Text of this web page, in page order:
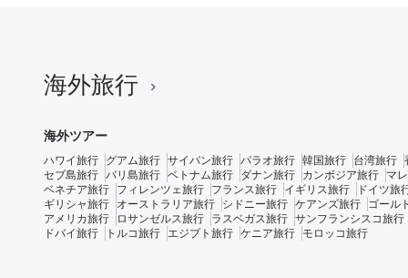
海外旅行
海外ツアー
ハワイ旅行 グアム旅行 サイパン旅行 パラオ旅行 韓国旅行 台湾旅行
セブ島旅行 バリ島旅行 ベトナム旅行 ダナン旅行 カンボジア旅行
マ
ベネチア旅行
フィレンツェ旅行 フランス旅行 イギリス旅行
ドイツ旅
ギリシャ旅行
オーストラリア旅行 シドニー旅行 ケアンズ旅行
ゴール
アメリカ旅行
ロサンゼルス旅行 ラスベガス旅行 サンフランシスコ旅行
ドバイ旅行
トルコ旅行 エジプト旅行 ケニア旅行 モロッコ旅行